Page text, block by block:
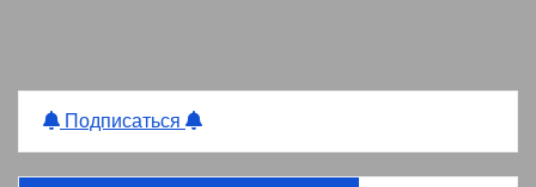
Подписаться